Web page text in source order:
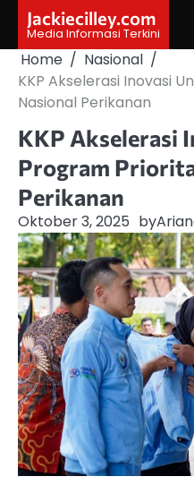
content
Jackiecilley.com
Media Informasi Terkini
Home
Nasional
KKP Akselerasi Inovasi
Nasional Perikanan
KKP Akselerasi
Program
Perikanan
Oktober 3, 2025 by